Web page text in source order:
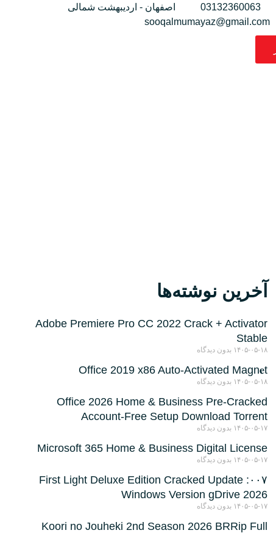
03132360063
اصفهان - اردیبهشت شمالی
sooqalmumayaz@gmail.com
آخرین نوشته‌ها
Adobe Premiere Pro CC 2022 Crack + Activator
Stable
۱۴۰۵-۰۵-۱۸ بدون دیدگاه
Office 2019 x86 Auto-Activated Magn𝐞t
۱۴۰۵-۰۵-۱۸ بدون دیدگاه
Office 2026 Home & Business Pre-Cracked
Account-Free Setup Dоwnlоad Torrent
۱۴۰۵-۰۵-۱۷ بدون دیدگاه
Microsoft 365 Home & Business Digital License
۱۴۰۵-۰۵-۱۷ بدون دیدگاه
۰۰۷: First Light Deluxe Edition Cracked Update
Windows Version gDrive 2026
۱۴۰۵-۰۵-۱۷ بدون دیدگاه
Koori no Jouheki 2nd Season 2026 BRRip Full